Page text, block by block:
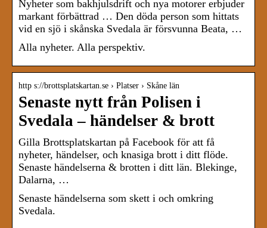
Nyheter som bakhjulsdrift och nya motorer erbjuder
markant förbättrad … Den döda person som hittats
vid en sjö i skånska Svedala är försvunna Beata, …
Alla nyheter. Alla perspektiv.
http s://brottsplatskartan.se › Platser › Skåne län
Senaste nytt från Polisen i
Svedala – händelser & brott
Gilla Brottsplatskartan på Facebook för att få
nyheter, händelser, och knasiga brott i ditt flöde.
Senaste händelserna & brotten i ditt län. Blekinge,
Dalarna, …
Senaste händelserna som skett i och omkring
Svedala.